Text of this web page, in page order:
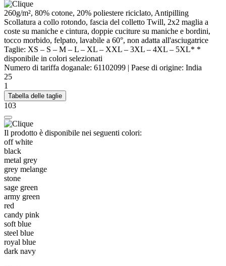
260g/m², 80% cotone, 20% poliestere riciclato, Antipilling
Scollatura a collo rotondo, fascia del colletto Twill, 2x2 maglia a
coste su maniche e cintura, doppie cuciture su maniche e bordini,
tocco morbido, felpato, lavabile a 60°, non adatta all'asciugatrice
Taglie: XS – S – M – L – XL – XXL – 3XL – 4XL – 5XL* *
disponibile in colori selezionati
Numero di tariffa doganale: 61102099 | Paese di origine: India
25
1
Tabella delle taglie
103
Il prodotto è disponibile nei seguenti colori:
off white
black
metal grey
grey melange
stone
sage green
army green
red
candy pink
soft blue
steel blue
royal blue
dark navy